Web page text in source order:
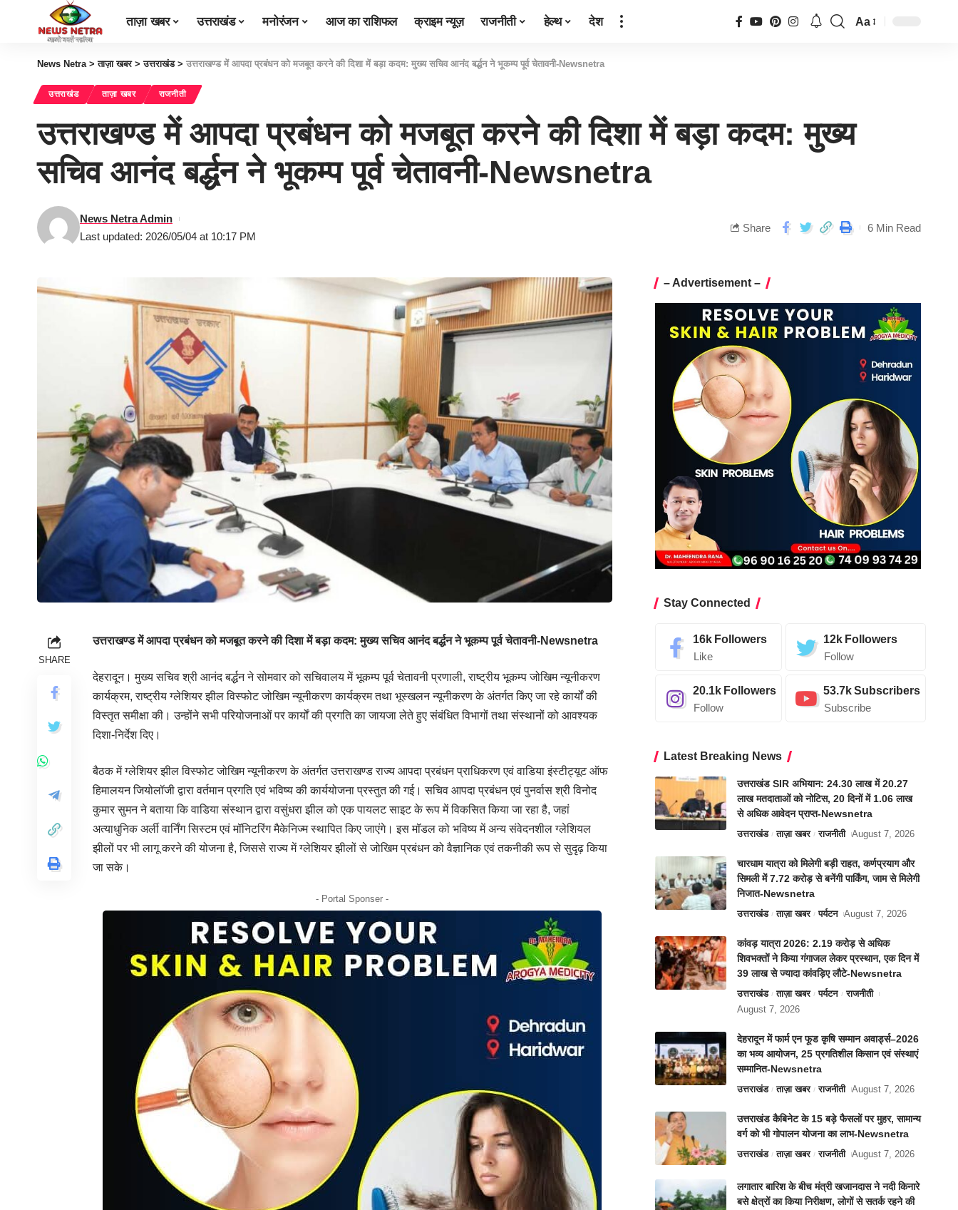
ताज़ा खबर उत्तराखंड मनोरंजन आज का राशिफल क्राइम न्यूज़ राजनीती हेल्थ देश Aa
News Netra>ताज़ा खबर>उत्तराखंड> उत्तराखण्ड में आपदा प्रबंधन को मजबूत करने की दिशा में बड़ा कदम: मुख्य सचिव आनंद बर्द्धन ने भूकम्प पूर्व चेतावनी-Newsnetra
उत्तराखंड ताज़ा खबर राजनीती
उत्तराखण्ड में आपदा प्रबंधन को मजबूत करने की दिशा में बड़ा कदम: मुख्य
सचिव आनंद बर्द्धन ने भूकम्प पूर्व चेतावनी-Newsnetra
Last updated: 2026/05/04 at 10:17 PM
News Netra Admin
Share 6 Min Read
SHARE
उत्तराखण्ड में आपदा प्रबंधन को मजबूत करने की दिशा में बड़ा कदम: मुख्य सचिव आनंद बर्द्धन ने भूकम्प पूर्व चेतावनी-Newsnetra
देहरादून। मुख्य सचिव श्री आनंद बर्द्धन ने सोमवार को सचिवालय में भूकम्प पूर्व चेतावनी प्रणाली, राष्ट्रीय भूकम्प जोखिम न्यूनीकरण
कार्यक्रम, राष्ट्रीय ग्लेशियर झील विस्फोट जोखिम न्यूनीकरण कार्यक्रम तथा भूस्खलन न्यूनीकरण के अंतर्गत किए जा रहे कार्यों की
विस्तृत समीक्षा की। उन्होंने सभी परियोजनाओं पर कार्यों की प्रगति का जायजा लेते हुए संबंधित विभागों तथा संस्थानों को आवश्यक
दिशा-निर्देश दिए।
बैठक में ग्लेशियर झील विस्फोट जोखिम न्यूनीकरण के अंतर्गत उत्तराखण्ड राज्य आपदा प्रबंधन प्राधिकरण एवं वाडिया इंस्टीट्यूट ऑफ
हिमालयन जियोलॉजी द्वारा वर्तमान प्रगति एवं भविष्य की कार्ययोजना प्रस्तुत की गई। सचिव आपदा प्रबंधन एवं पुनर्वास श्री विनोद
कुमार सुमन ने बताया कि वाडिया संस्थान द्वारा वसुंधरा झील को एक पायलट साइट के रूप में विकसित किया जा रहा है, जहां
अत्याधुनिक अर्ली वार्निंग सिस्टम एवं मॉनिटरिंग मैकेनिज्म स्थापित किए जाएंगे। इस मॉडल को भविष्य में अन्य संवेदनशील ग्लेशियल
झीलों पर भी लागू करने की योजना है, जिससे राज्य में ग्लेशियर झीलों से जोखिम प्रबंधन को वैज्ञानिक एवं तकनीकी रूप से सुदृढ़ किया
जा सके।
- Portal Sponser -
– Advertisement –
Stay Connected
16k Followers
Like
12k Followers
Follow
20.1k Followers
Follow
53.7kSubscribers
Subscribe
Latest Breaking News
उत्तराखंड SIR अभियान: 24.30 लाख में 20.27
लाख मतदाताओं को नोटिस, 20 दिनों में 1.06 लाख
से अधिक आवेदन प्राप्त-Newsnetra
उत्तराखंड ताज़ा खबर राजनीती August 7, 2026
चारधाम यात्रा को मिलेगी बड़ी राहत, कर्णप्रयाग और
सिमली में 7.72 करोड़ से बनेंगी पार्किंग, जाम से मिलेगी
निजात-Newsnetra
उत्तराखंड ताज़ा खबर पर्यटन August 7, 2026
कांवड़ यात्रा 2026: 2.19 करोड़ से अधिक
शिवभक्तों ने किया गंगाजल लेकर प्रस्थान, एक दिन में
39 लाख से ज्यादा कांवड़िए लौटे-Newsnetra
उत्तराखंड ताज़ा खबर पर्यटन
राजनीती
August 7, 2026
देहरादून में फार्म एन फूड कृषि सम्मान अवार्ड्स–2026
का भव्य आयोजन, 25 प्रगतिशील किसान एवं संस्थाएं
सम्मानित-Newsnetra
उत्तराखंड ताज़ा खबर राजनीती August 7, 2026
उत्तराखंड कैबिनेट के 15 बड़े फैसलों पर मुहर, सामान्य
वर्ग को भी गोपालन योजना का लाभ-Newsnetra
उत्तराखंड ताज़ा खबर राजनीती August 7, 2026
लगातार बारिश के बीच मंत्री खजानदास ने नदी किनारे
बसे क्षेत्रों का किया निरीक्षण, लोगों से सतर्क रहने की